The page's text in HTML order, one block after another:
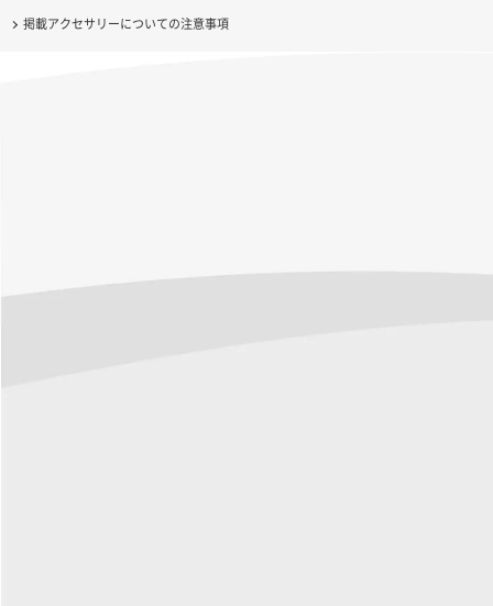
掲載アクセサリーについての注意事項